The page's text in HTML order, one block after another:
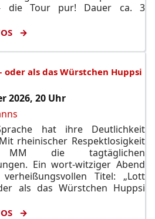
die Tour pur! Dauer ca. 3
oder als das Würstchen Huppsi
2026, 20 Uhr
hat ihre Deutlichkeit
rheinischer Respektlosigkeit
MM die tagtäglichen
Ein wort-witziger Abend
Titel: „Lott
als das Würstchen Huppsi